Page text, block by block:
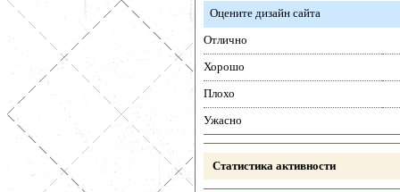
Оцените дизайн сайта
Отлично
Хорошо
Плохо
Ужасно
Статистика активности